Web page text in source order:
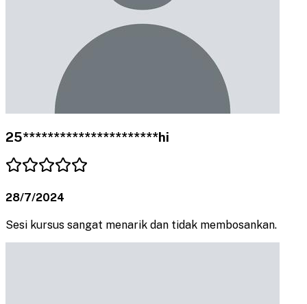
25**********************hi
28/7/2024
Sesi kursus sangat menarik dan tidak membosankan.